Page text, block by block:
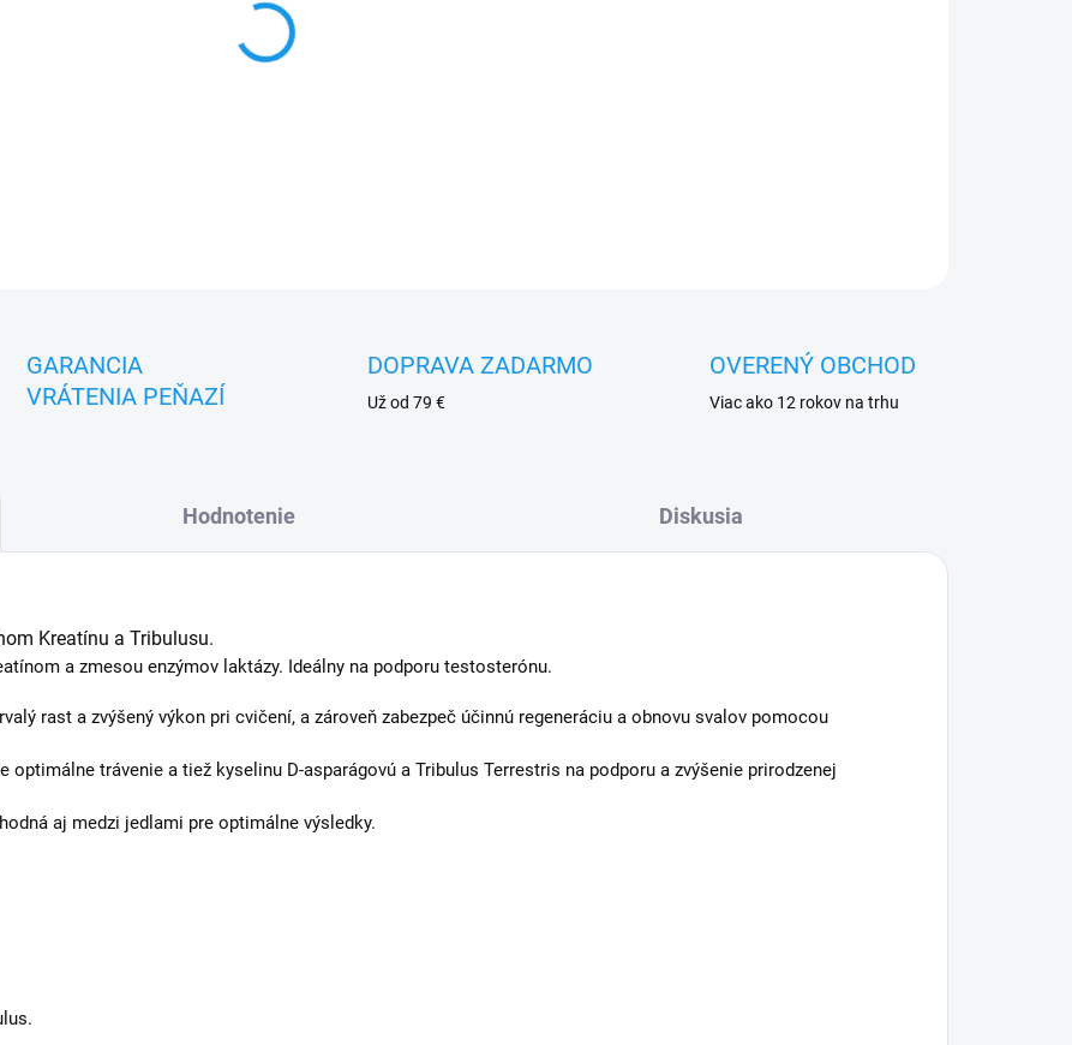
GARANCIA
VRÁTENIA PEŇAZÍ
DOPRAVA ZADARMO
Už od 79 €
OVERENÝ OBCHOD
Viac ako 12 rokov na trhu
Hodnotenie Diskusia
Kreatínu a Tribulusu.
a zmesou enzýmov laktázy. Ideálny na podporu testosterónu.
rast a zvýšený výkon pri cvičení, a zároveň zabezpeč účinnú regeneráciu a obnovu svalov pomocou
optimálne trávenie a tiež kyselinu D-asparágovú a Tribulus Terrestris na podporu a zvýšenie prirodzenej
aj medzi jedlami pre optimálne výsledky.